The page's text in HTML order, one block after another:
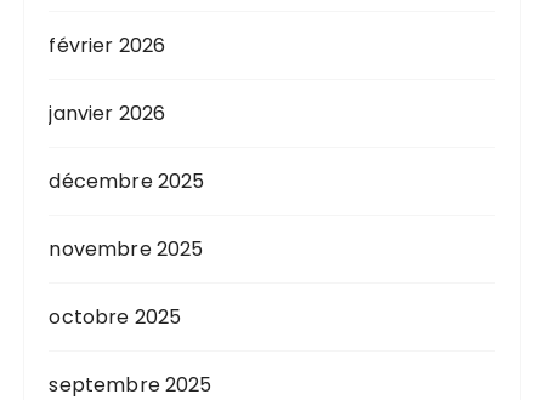
février 2026
janvier 2026
décembre 2025
novembre 2025
octobre 2025
septembre 2025